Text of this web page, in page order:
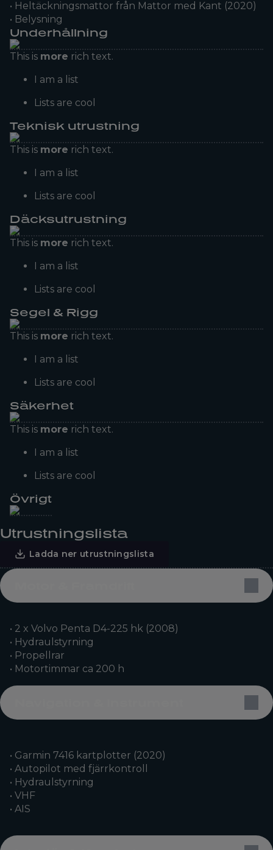
• Heltäckningsmattor från Mattor med Kant (2020)
• Belysning
Underhållning
This is more rich text.
I am a list
Lists are cool
Teknisk utrustning
This is more rich text.
I am a list
Lists are cool
Däcksutrustning
This is more rich text.
I am a list
Lists are cool
Segel & Rigg
This is more rich text.
I am a list
Lists are cool
Säkerhet
This is more rich text.
I am a list
Lists are cool
Övrigt
Utrustningslista
Ladda ner utrustningslista
• 2 x Volvo Penta D4-225 hk (2008)
• Hydraulstyrning
• Propellrar
• Motortimmar ca 200 h
• Garmin 7416 kartplotter (2020)
• Autopilot med fjärrkontroll
• Hydraulstyrning
• VHF
• AIS